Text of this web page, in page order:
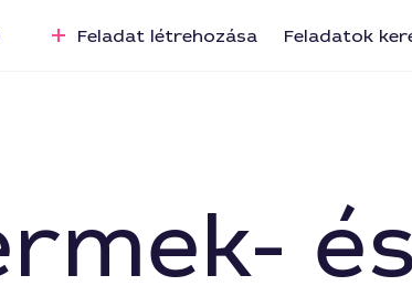
Feladat létrehozása Feladatok